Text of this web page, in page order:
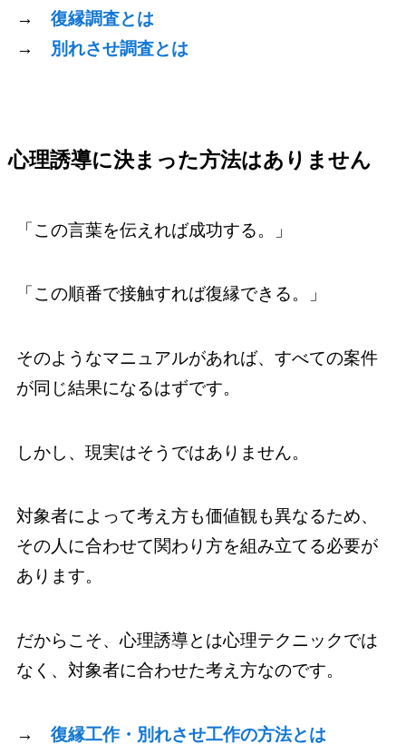
→ 復縁調査とは
→ 別れさせ調査とは
心理誘導に決まった方法はありません
「この言葉を伝えれば成功する。」
「この順番で接触すれば復縁できる。」
そのようなマニュアルがあれば、すべての案件
が同じ結果になるはずです。
しかし、現実はそうではありません。
対象者によって考え方も価値観も異なるため、
その人に合わせて関わり方を組み立てる必要が
あります。
だからこそ、心理誘導とは心理テクニックでは
なく、対象者に合わせた考え方なのです。
→ 復縁工作・別れさせ工作の方法とは